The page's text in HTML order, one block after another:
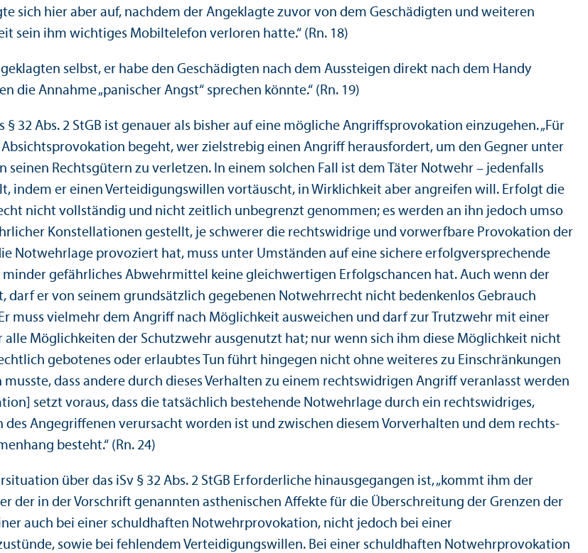
sich hier aber auf, nachdem der Angeklagte zuvor von dem Geschädigten und weiteren
sein ihm wichtiges Mobiltelefon verloren hatte.“ (Rn. 18)
selbst, er habe den Geschädigten nach dem Aussteigen direkt nach dem Handy
Annahme „panischer Angst“ sprechen könnte.“ (Rn. 19)
32 Abs. 2 StGB ist genauer als bisher auf eine mögliche Angriffsprovokation einzugehen. „Für
begeht, wer zielstrebig einen Angriff herausfordert, um den Gegner unter
Rechts­gütern zu verletzen. In einem solchen Fall ist dem Täter Notwehr – jedenfalls
indem er einen Verteidigungs­willen vortäuscht, in Wirklichkeit aber angreifen will. Erfolgt die
nicht vollständig und nicht zeitlich unbegrenzt genommen; es werden an ihn jedoch umso
Konstellationen gestellt, je schwerer die rechts­widrige und vorwerfbare Provokation der
Notwehrlage provoziert hat, muss unter Umständen auf eine sichere erfolgversprechende
gefährliches Abwehrmittel keine gleich­wertigen Erfolgs­chancen hat. Auch wenn der
er von seinem grundsätzlich gegebenen Notwehrrecht nicht bedenkenlos Gebrauch
muss vielmehr dem Angriff nach Möglichkeit ausweichen und darf zur Trutzwehr mit einer
Möglichkeiten der Schutz­wehr ausgenutzt hat; nur wenn sich ihm diese Möglichkeit nicht
gebotenes oder erlaubtes Tun führt hingegen nicht ohne weiteres zu Einschränkungen
dass andere durch dieses Verhalten zu einem rechts­widrigen Angriff veranlasst werden
setzt voraus, dass die tatsächlich bestehende Notwehrlage durch ein rechts­widriges,
Angegriffenen verursacht worden ist und zwischen diesem Vor­verhalten und dem rechts­
besteht.“ (Rn. 24)
über das iSv § 32 Abs. 2 StGB Erforderliche hinausgegangen ist, „kommt ihm der
der in der Vorschrift genannten asthenischen Affekte für die Über­schreitung der Grenzen der
auch bei einer schuldhaften Notwehrprovokation, nicht jedoch bei einer
sowie bei fehlendem Verteidigungs­willen. Bei einer schuldhaften Notwehrprovokation